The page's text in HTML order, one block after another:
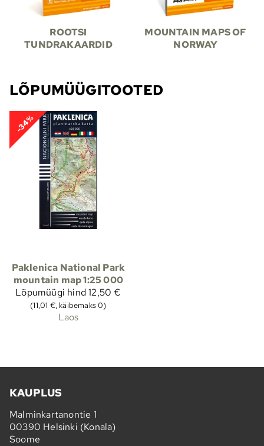
ROOTSI
TUNDRAKAARDID
MOUNTAIN MAPS OF
NORWAY
LÕPUMÜÜGITOOTED
-34%
Paklenica National Park
mountain map 1:25 000
Lõpumüügi hind12,50 €
(11,01 €, käibemaks 0)
Laos
KAUPLUS
Malminkartanontie 1
00390 Helsinki (Konala)
Soome